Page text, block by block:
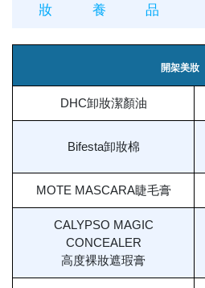
妝
養
品
開架美妝
DHC卸妝潔顏油
Bifesta卸妝棉
MOTE MASCARA睫毛膏
CALYPSO MAGIC
CONCEALER
高度裸妝遮瑕膏